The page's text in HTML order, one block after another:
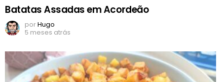
Batatas Assadas em Acordeão
porHugo
5 meses atrás